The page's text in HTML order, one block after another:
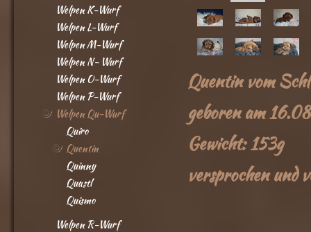
Welpen K-Wurf
Welpen L-Wurf
Welpen M-Wurf
Welpen N- Wurf
Welpen O-Wurf
Welpen P-Wurf
Welpen Qu-Wurf
Quiro
Quentin
Quinny
Quastl
Quismo
Welpen R-Wurf
Quentin vom
geboren am
Gewicht: 153g
versprochen und